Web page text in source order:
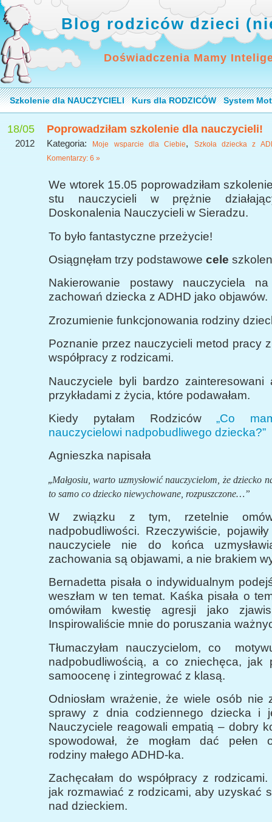
Blog rodziców dzieci
Doświadczenia Mamy
Szkolenie dla NAUCZYCIELI Kurs dla RODZICÓW System
18/05
2012
Poprowadziłam szkolenie dla nauczycieli!
Kategoria: Moje wsparcie dla Ciebie,
Szkoła dziecka z
Komentarzy: 6 »
We wtorek 15.05 poprowadziłam
stu nauczycieli w prężnie
Doskonalenia Nauczycieli w Sieradzu.
To było fantastyczne przeżycie!
Osiągnęłam trzy podstawowe cele
Nakierowanie postawy nauczyciela
zachowań dziecka z ADHD jako objawów.
Zrozumienie funkcjonowania rodziny
Poznanie przez nauczycieli metod pracy
współpracy z rodzicami.
Nauczyciele byli bardzo zainteresowani
przykładami z życia, które podawałam.
Kiedy pytałam Rodziców„Co
nauczycielowi nadpobudliwego dziecka?”
Agnieszka napisała
„Małgosiu, warto uzmysłowić nauczycielom, że dziecko
to samo co dziecko niewychowane, rozpuszczone…”
W związku z tym, rzetelnie
nadpobudliwości. Rzeczywiście,
nauczyciele nie do końca
zachowania są objawami, a nie brakiem
Bernadetta pisała o indywidualnym
weszłam w ten temat. Kaśka pisała o
omówiłam kwestię agresji jako
Inspirowaliście mnie do poruszania
Tłumaczyłam nauczycielom, co
nadpobudliwością, a co zniechęca, jak
samoocenę i zintegrować z klasą.
Odniosłam wrażenie, że wiele osób nie
sprawy z dnia codziennego dziecka i
Nauczyciele reagowali empatią – dobry
spowodował, że mogłam dać pełen
rodziny małego ADHD-ka.
Zachęcałam do współpracy z rodzicami.
jak rozmawiać z rodzicami, aby uzyskać
nad dzieckiem.